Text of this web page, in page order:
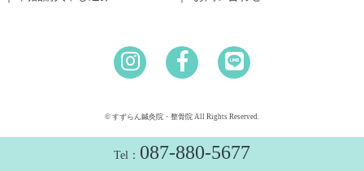
Tel： 087-880-5677
© すずらん鍼灸院・整骨院 All Rights Reserved.